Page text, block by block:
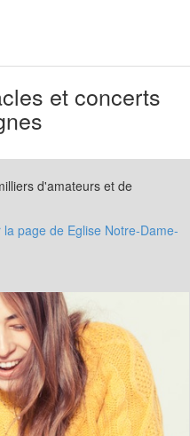
et concerts
d'amateurs et de
page de Eglise Notre-Dame-